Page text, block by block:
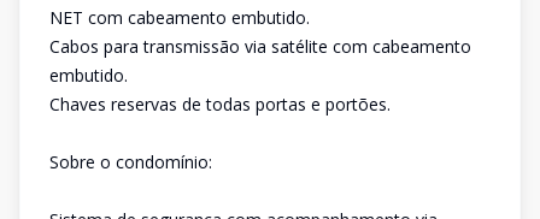
NET com cabeamento embutido.
Cabos para transmissão via satélite com cabeamento
embutido.
Chaves reservas de todas portas e portões.
Sobre o condomínio: